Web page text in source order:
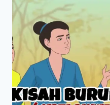
JUALAN
NASI
BEBEK
SETIAP
HARI